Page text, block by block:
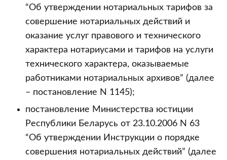
“Об утверждении нотариальных тарифов за
совершение нотариальных действий и
оказание услуг правового и технического
характера нотариусами и тарифов на услуги
технического характера, оказываемые
работниками нотариальных архивов” (далее
– постановление N 1145);
постановление Министерства юстиции
Республики Беларусь от 23.10.2006 N 63
“Об утверждении Инструкции о порядке
совершения нотариальных действий” (далее